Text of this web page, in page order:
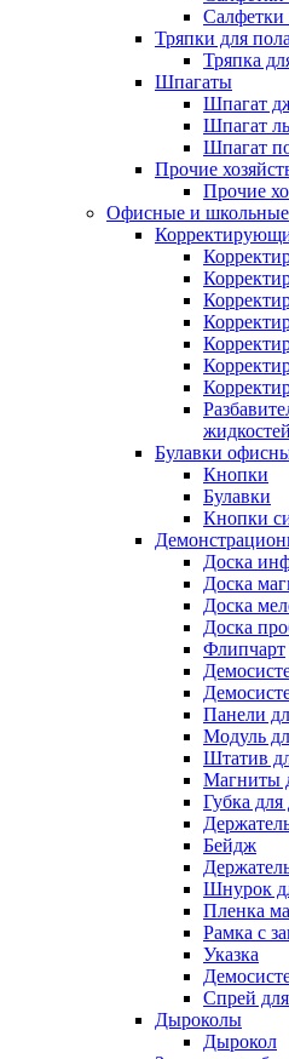
Салфетки
Тряпки для пола
Тряпка
Шпагаты
Шпагат
Шпагат
Шпагат
Прочие
Прочие
Офисные и
жидкостей
Булавки
Кнопки
Булавки
Кнопки
Доска
Доска
Доска
Доска
Флипчарт
Панели
Модуль
Штатив
Магниты
Губка для
Бейдж
Шнурок
Пленка
Рамка с
Указка
Спрей
Дыроколы
Дырокол